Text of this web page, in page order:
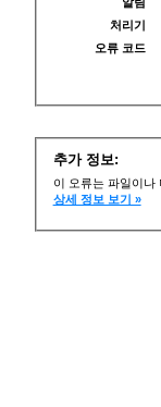
처리기
오류 코드
추가 정보:
이 오류는 파일이나
상세 정보 보기 »